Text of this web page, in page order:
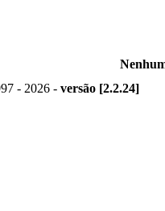
- 2026 - versão [2.2.24]